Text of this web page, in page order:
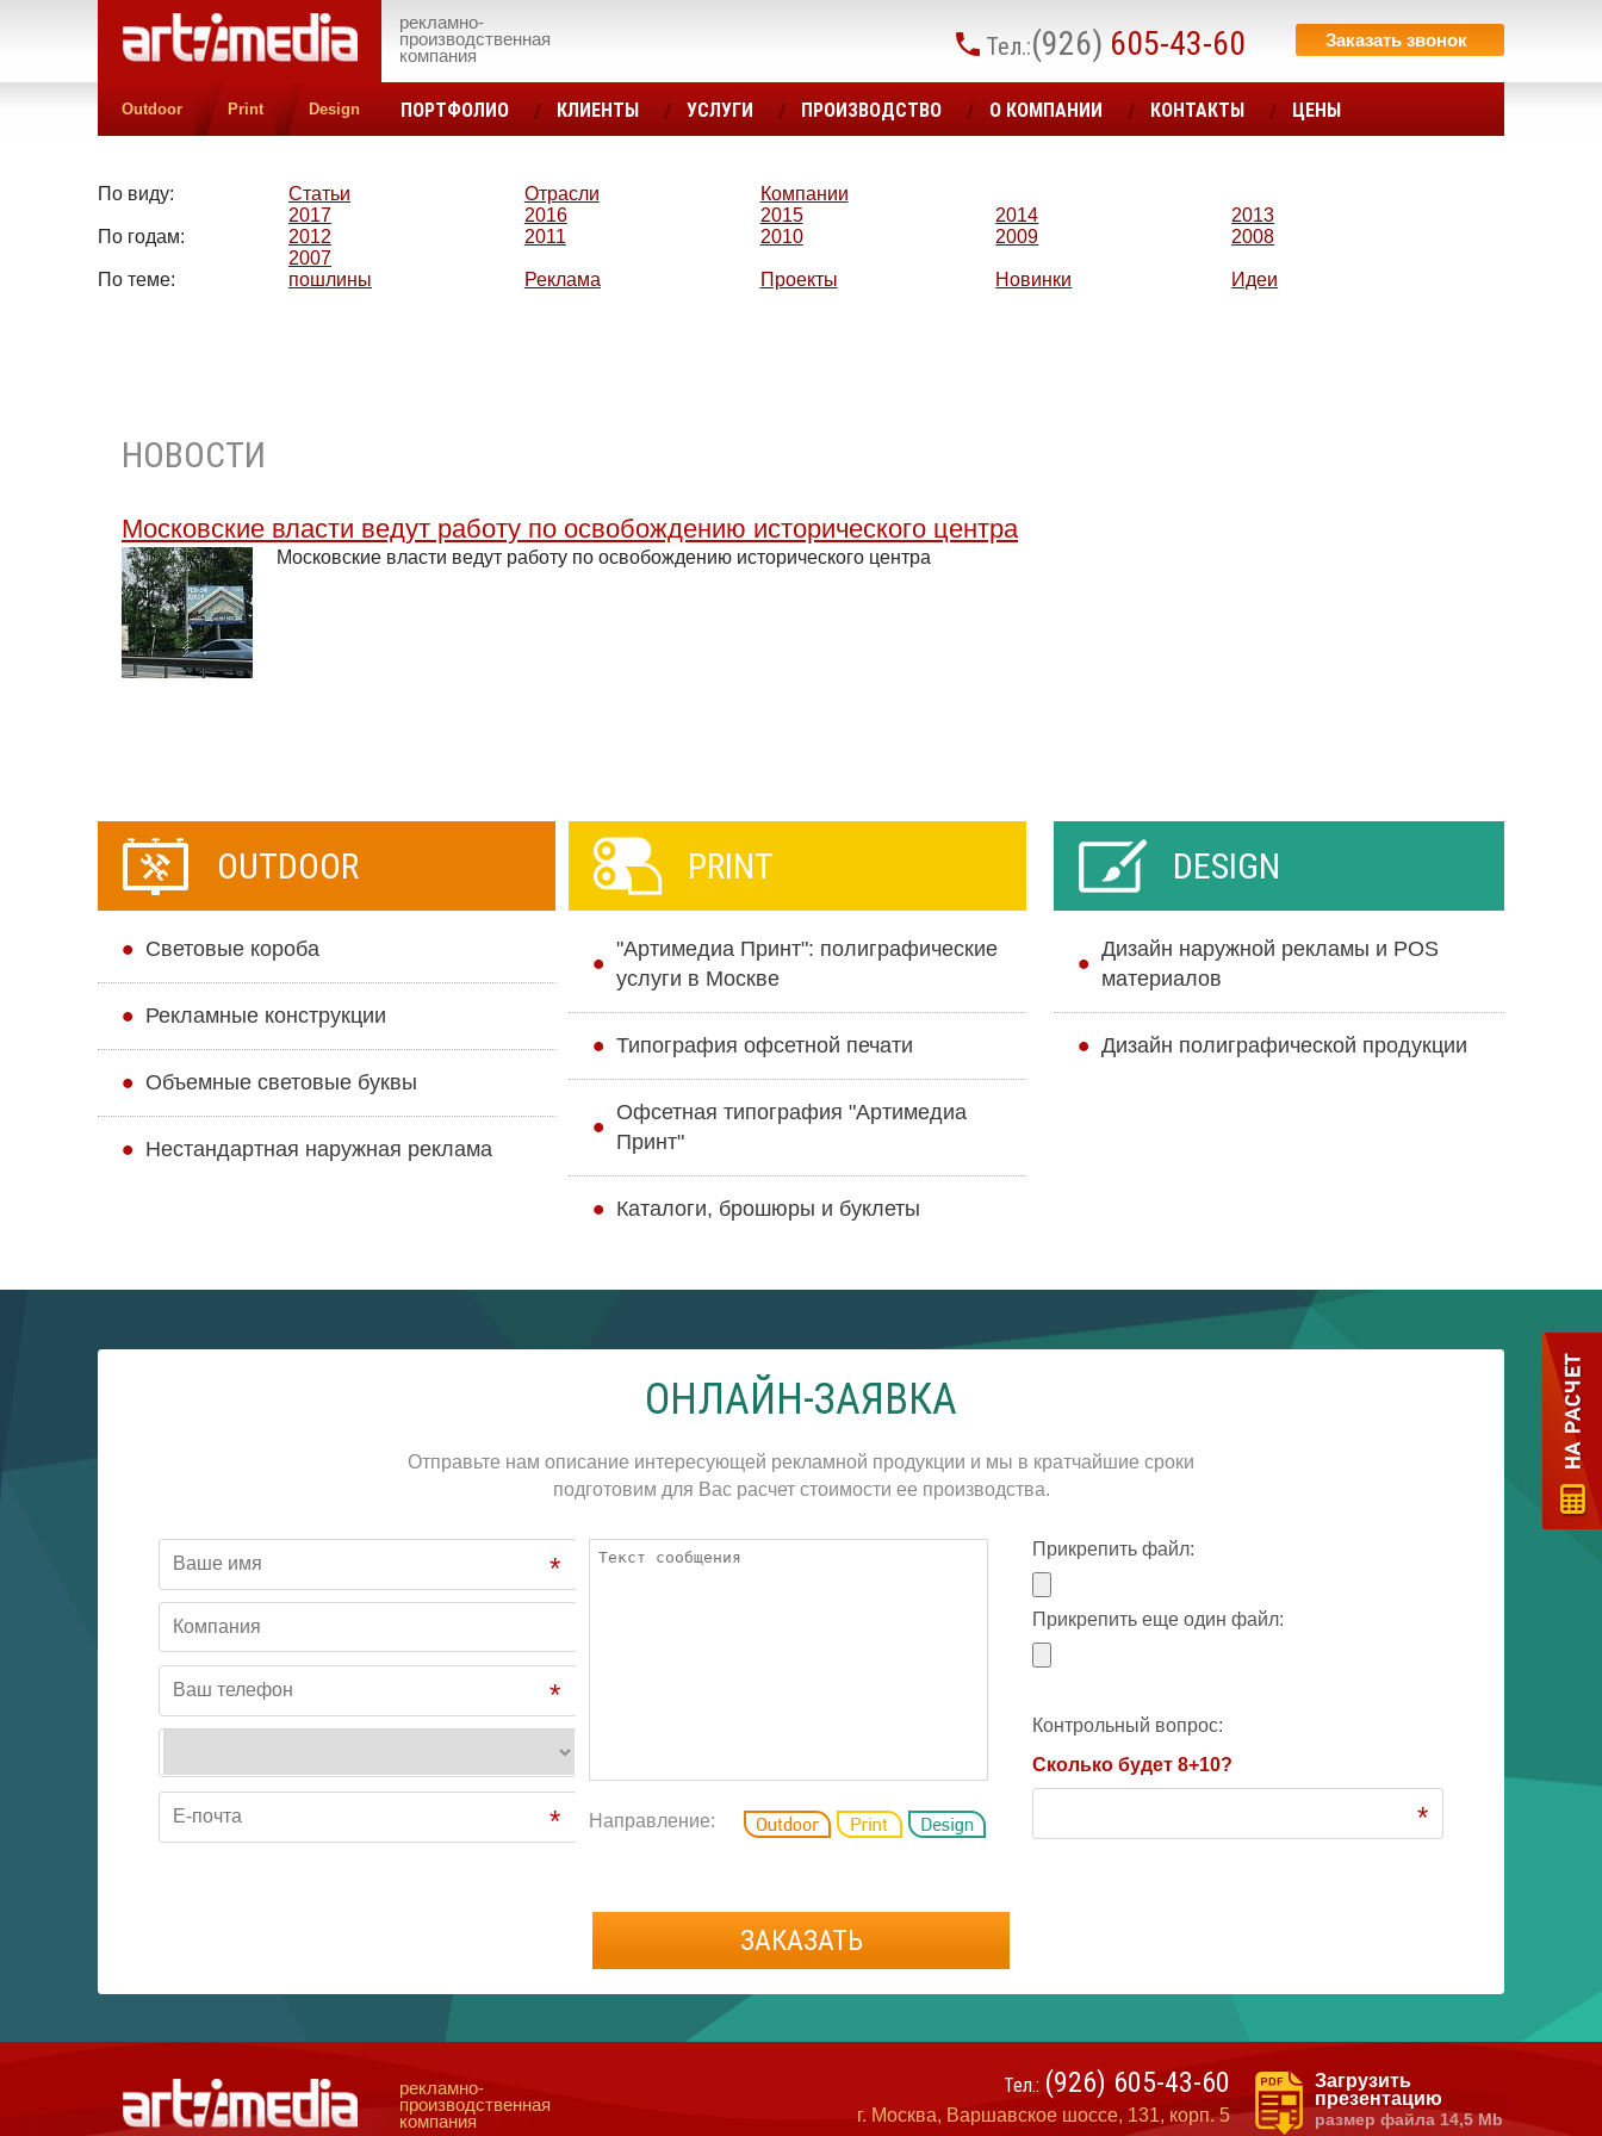
рекламно-
производственная
компания
Заказать звонок
Тел.:(926) 605-43-60
Outdoor Print Design ПОРТФОЛИО КЛИЕНТЫ УСЛУГИ ПРОИЗВОДСТВО О КОМПАНИИ КОНТАКТЫ ЦЕНЫ
По виду: Статьи Отрасли Компании
По годам:
2017 2016 2015 2014
2013
2012
2011 2010 2009
2008
2007
По теме:
пошлины Реклама Проекты Новинки Идеи
НОВОСТИ
Московские власти ведут работу по освобождению исторического центра
Московские власти ведут работу по освобождению исторического центра
OUTDOOR
Cветовые короба
Рекламные конструкции
Объемные световые буквы
Нестандартная наружная реклама
PRINT
"Артимедиа Принт": полиграфические
услуги в Москве
Типография офсетной печати
Офсетная типография "Артимедиа
Принт"
Каталоги, брошюры и буклеты
DESIGN
Дизайн наружной рекламы и POS
материалов
Дизайн полиграфической продукции
ОНЛАЙН-ЗАЯВКА
Отправьте нам описание интересующей рекламной продукции и мы в кратчайшие сроки
подготовим для Вас расчет стоимости ее производства.
*
*
* Направление:
Прикрепить файл:
Прикрепить еще один файл:
Контрольный вопрос:
Сколько будет 8+10?
*
ЗАКАЗАТЬ
рекламно-
производственная
компания
Загрузить
презентацию
размер файла 14,5 Mb
Тел.: (926) 605-43-60
г. Москва, Варшавское шоссе, 131, корп. 5